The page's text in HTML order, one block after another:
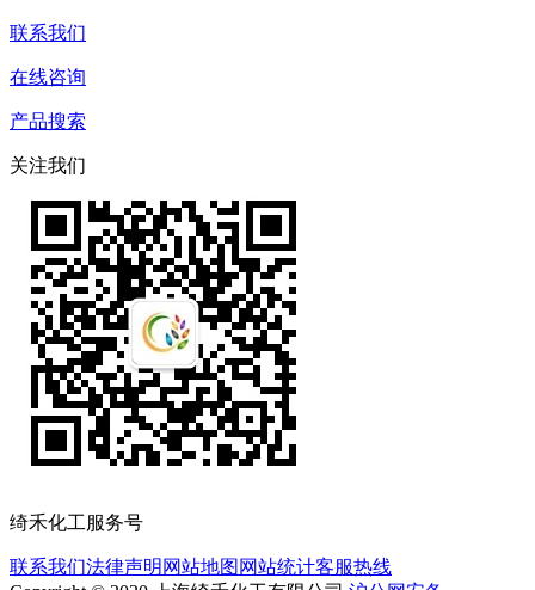
联系我们
在线咨询
产品搜索
关注我们
绮禾化工服务号
联系我们法律声明 网站地图 网站统计客服热线